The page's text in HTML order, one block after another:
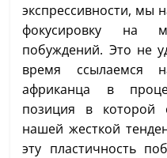
экспрессивности, мы
фокусировку на
побуждений. Это не
время ссылаемся
африканца в
позиция в которой
нашей жесткой
эту пластичность